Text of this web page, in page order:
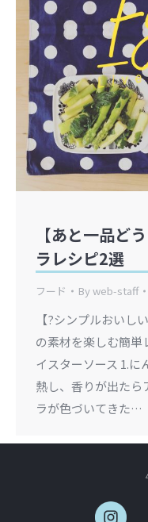
【あと一品ど
ラレシピ2選
フード Byweb-staff
【?シンプルおいし
の素材を楽しむ簡
イスターソース 1.
熱し、香りが出たら
ラが色づいてきた…